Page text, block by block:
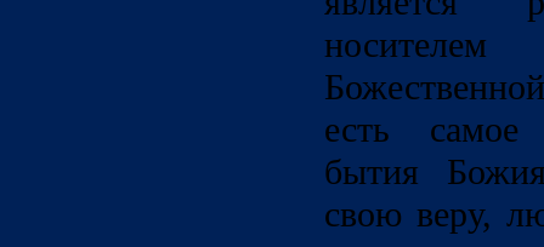
есть самое
бытия
свою веру,